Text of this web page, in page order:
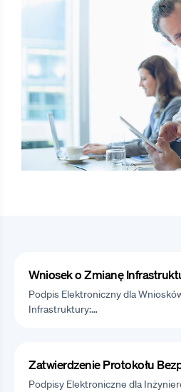
Wniosek o Zmianę
Podpis Elektroniczny dla
Infrastruktury:…
Zatwierdzenie Protokołu
Podpisy Elektroniczne dla